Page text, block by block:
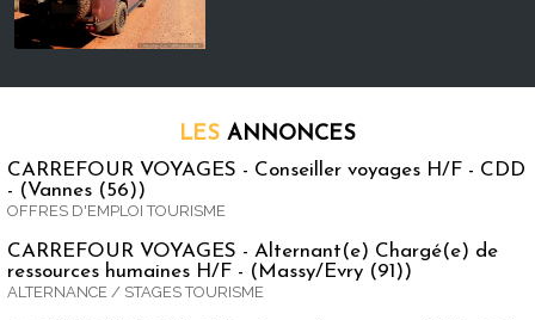
LES ANNONCES
CARREFOUR VOYAGES - Conseiller voyages H/F - CDD
- (Vannes (56))
OFFRES D'EMPLOI TOURISME
CARREFOUR VOYAGES - Alternant(e) Chargé(e) de
ressources humaines H/F - (Massy/Evry (91))
ALTERNANCE / STAGES TOURISME